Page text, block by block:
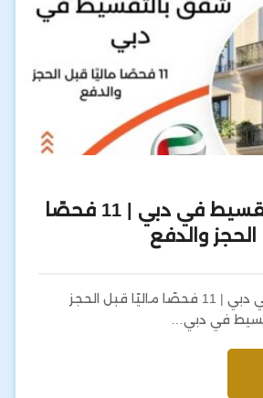
شقق بالتقسيط في دبي | 11 فحصًا
والدفع
شقق بالتقسيط في دبي | 11 فحصًا ماليًا قبل الحجز
في دبي…